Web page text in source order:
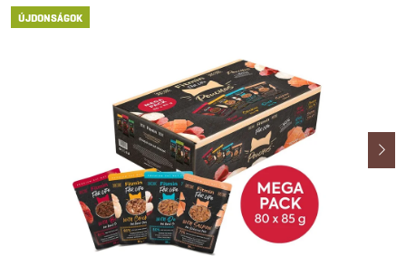
ÚJDONSÁGOK